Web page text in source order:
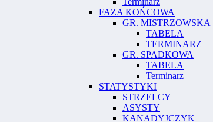
FAZA KOŃCOWA
GR. MISTRZOWSKA
TABELA
TERMINARZ
GR. SPADKOWA
TABELA
Terminarz
STATYSTYKI
STRZELCY
ASYSTY
KANADYJCZYK